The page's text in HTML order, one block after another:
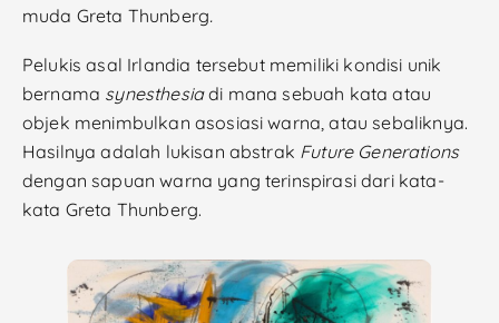
muda Greta Thunberg.
Pelukis asal Irlandia tersebut memiliki kondisi unik
bernama synesthesiadi mana sebuah kata atau
objek menimbulkan asosiasi warna, atau sebaliknya.
Hasilnya adalah lukisan abstrak Future Generations
dengan sapuan warna yang terinspirasi dari kata-
kata Greta Thunberg.